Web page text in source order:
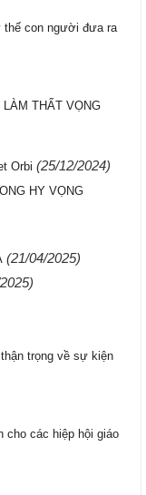
thế con người đưa ra
THẤT VỌNG
Orbi (25/12/2024)
HY VỌNG
(21/04/2025)
trọng về sự kiện
cho các hiệp hội giáo